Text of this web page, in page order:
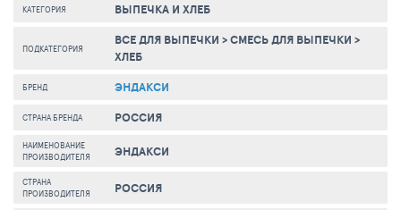
КАТЕГОРИЯ ВЫПЕЧКА И ХЛЕБ
ПОДКАТЕГОРИЯ ВСЕ ДЛЯ ВЫПЕЧКИ >СМЕСЬ ДЛЯ ВЫПЕЧКИ >
ХЛЕБ
БРЕНД ЭНДАКСИ
СТРАНА БРЕНДА РОССИЯ
НАИМЕНОВАНИЕ
ПРОИЗВОДИТЕЛЯ
ЭНДАКСИ
СТРАНА
ПРОИЗВОДИТЕЛЯ
РОССИЯ